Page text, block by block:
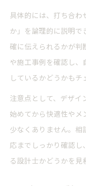
具体的には、打ち合わ
か」を論理的に説明で
確に伝えられるかが判
や施工事例を確認し、
しているかどうかもチ
注意点として、デザイ
始めてから快適性やメ
少なくありません。
応までしっかり確認
る設計士かどうかを見